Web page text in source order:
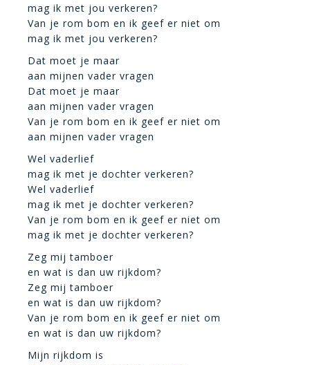
mag ik met jou verkeren?
Van je rom bom en ik geef er niet om
mag ik met jou verkeren?
Dat moet je maar
aan mijnen vader vragen
Dat moet je maar
aan mijnen vader vragen
Van je rom bom en ik geef er niet om
aan mijnen vader vragen
Wel vaderlief
mag ik met je dochter verkeren?
Wel vaderlief
mag ik met je dochter verkeren?
Van je rom bom en ik geef er niet om
mag ik met je dochter verkeren?
Zeg mij tamboer
en wat is dan uw rijkdom?
Zeg mij tamboer
en wat is dan uw rijkdom?
Van je rom bom en ik geef er niet om
en wat is dan uw rijkdom?
Mijn rijkdom is